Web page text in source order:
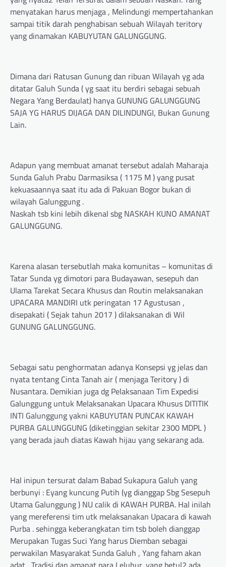
menyatakan harus menjaga , Melindungi mempertahankan
sampai titik darah penghabisan sebuah Wilayah teritory
yang dinamakan KABUYUTAN GALUNGGUNG.
Dimana dari Ratusan Gunung dan ribuan Wilayah yg ada
ditatar Galuh Sunda ( yg saat itu berdiri sebagai sebuah
Negara Yang Berdaulat) hanya GUNUNG GALUNGGUNG
SAJA YG HARUS DIJAGA DAN DILINDUNGI, Bukan Gunung
Lain.
Adapun yang membuat amanat tersebut adalah Maharaja
Sunda Galuh Prabu Darmasiksa ( 1175 M ) yang pusat
kekuasaannya saat itu ada di Pakuan Bogor bukan di
wilayah Galunggung .
Naskah tsb kini lebih dikenal sbg NASKAH KUNO AMANAT
GALUNGGUNG.
Karena alasan tersebutlah maka komunitas – komunitas di
Tatar Sunda yg dimotori para Budayawan, sesepuh dan
Ulama Tarekat Secara Khusus dan Routin melaksanakan
UPACARA MANDIRI utk peringatan 17 Agustusan ,
disepakati ( Sejak tahun 2017 ) dilaksanakan di Wil
GUNUNG GALUNGGUNG.
Sebagai satu penghormatan adanya Konsepsi yg jelas dan
nyata tentang Cinta Tanah air ( menjaga Teritory ) di
Nusantara. Demikian juga dg Pelaksanaan Tim Expedisi
Galunggung untuk Melaksanakan Upacara Khusus DITITIK
INTI Galunggung yakni KABUYUTAN PUNCAK KAWAH
PURBA GALUNGGUNG (diketinggian sekitar 2300 MDPL )
yang berada jauh diatas Kawah hijau yang sekarang ada.
Hal inipun tersurat dalam Babad Sukapura Galuh yang
berbunyi : Eyang kuncung Putih (yg dianggap Sbg Sesepuh
Utama Galunggung ) NU calik di KAWAH PURBA. Hal inilah
yang mereferensi tim utk melaksanakan Upacara di kawah
Purba . sehingga keberangkatan tim tsb boleh dianggap
Merupakan Tugas Suci Yang harus Diemban sebagai
perwakilan Masyarakat Sunda Galuh , Yang faham akan